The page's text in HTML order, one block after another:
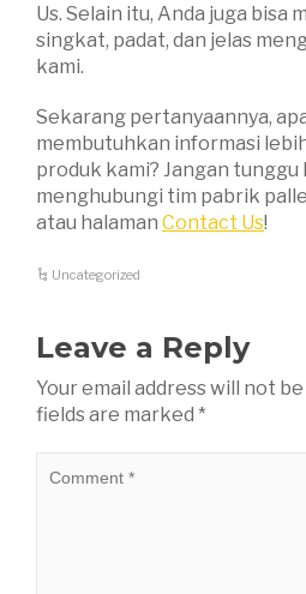
Us. Selain itu, Anda juga bisa
singkat, padat, dan jelas
kami.
Sekarang pertanyaannya,
membutuhkan informasi
produk kami? Jangan tunggu
menghubungi tim pabrik
atau halaman Contact Us!
Uncategorized
Leave a Reply
Your email address will not
fields are marked *